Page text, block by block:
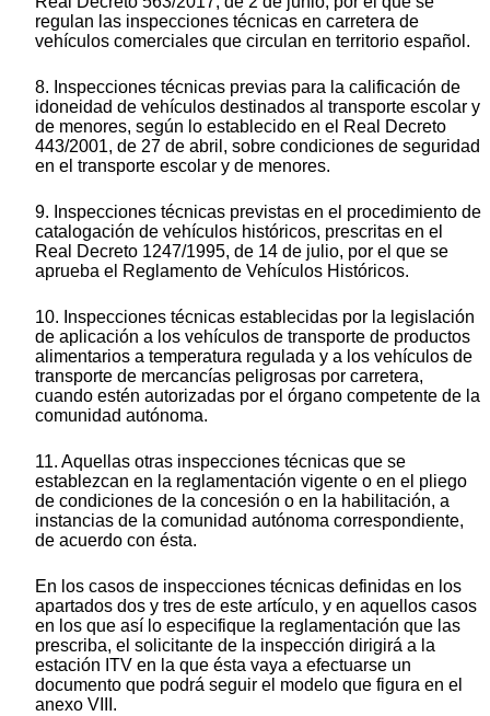
regulan las inspecciones técnicas en carretera de
vehículos comerciales que circulan en territorio español.
8. Inspecciones técnicas previas para la calificación de
idoneidad de vehículos destinados al transporte escolar y
de menores, según lo establecido en el Real Decreto
443/2001, de 27 de abril, sobre condiciones de seguridad
en el transporte escolar y de menores.
9. Inspecciones técnicas previstas en el procedimiento de
catalogación de vehículos históricos, prescritas en el
Real Decreto 1247/1995, de 14 de julio, por el que se
aprueba el Reglamento de Vehículos Históricos.
10. Inspecciones técnicas establecidas por la legislación
de aplicación a los vehículos de transporte de productos
alimentarios a temperatura regulada y a los vehículos de
transporte de mercancías peligrosas por carretera,
cuando estén autorizadas por el órgano competente de la
comunidad autónoma.
11. Aquellas otras inspecciones técnicas que se
establezcan en la reglamentación vigente o en el pliego
de condiciones de la concesión o en la habilitación, a
instancias de la comunidad autónoma correspondiente,
de acuerdo con ésta.
En los casos de inspecciones técnicas definidas en los
apartados dos y tres de este artículo, y en aquellos casos
en los que así lo especifique la reglamentación que las
prescriba, el solicitante de la inspección dirigirá a la
estación ITV en la que ésta vaya a efectuarse un
documento que podrá seguir el modelo que figura en el
anexo VIII.